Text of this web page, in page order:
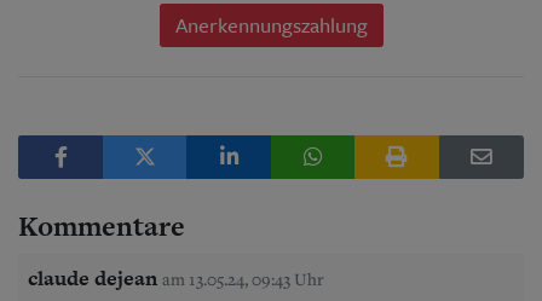
Anerkennungszahlung
Kommentare
claude dejean am 13.05.24, 09:43 Uhr